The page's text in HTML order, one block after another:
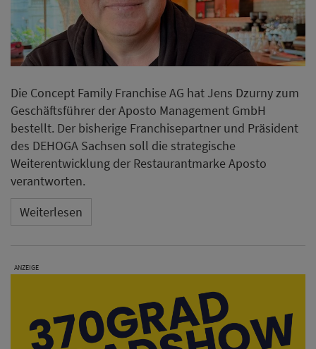
ANZEIGE
Carsten Rudolph übernimmt
Leitung des Radisson RED
Berlin Kudamm